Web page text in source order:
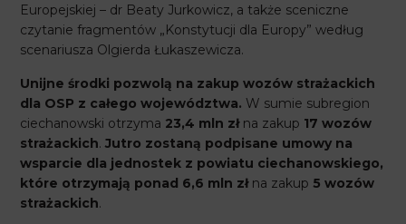
Europejskiej – dr Beaty Jurkowicz, a także sceniczne
czytanie fragmentów „Konstytucji dla Europy” według
scenariusza Olgierda Łukaszewicza.
Unijne środki pozwolą na zakup wozów strażackich
dla OSP z całego województwa. W sumie subregion
ciechanowski otrzyma 23,4 mln złna zakup 17 wozów
strażackich. Jutro zostaną podpisane umowy na
wsparcie dla jednostek z powiatu ciechanowskiego,
które otrzymają ponad 6,6 mln złna zakup 5 wozów
strażackich.